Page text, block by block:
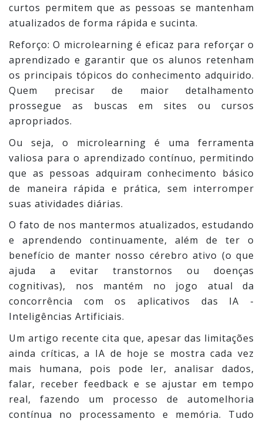
curtos permitem que as pessoas se mantenham
atualizados de forma rápida e sucinta.
Reforço: O microlearning é eficaz para reforçar o
aprendizado e garantir que os alunos retenham
os principais tópicos do conhecimento adquirido.
Quem precisar de maior detalhamento
prossegue as buscas em sites ou cursos
apropriados.
Ou seja, o microlearning é uma ferramenta
valiosa para o aprendizado contínuo, permitindo
que as pessoas adquiram conhecimento básico
de maneira rápida e prática, sem interromper
suas atividades diárias.
O fato de nos mantermos atualizados, estudando
e aprendendo continuamente, além de ter o
benefício de manter nosso cérebro ativo (o que
ajuda a evitar transtornos ou doenças
cognitivas), nos mantém no jogo atual da
concorrência com os aplicativos das IA -
Inteligências Artificiais.
Um artigo recente cita que, apesar das limitações
ainda críticas, a IA de hoje se mostra cada vez
mais humana, pois pode ler, analisar dados,
falar, receber feedback e se ajustar em tempo
real, fazendo um processo de automelhoria
contínua no processamento e memória. Tudo